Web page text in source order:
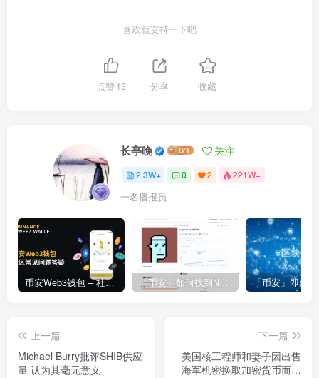
喜欢就支持一下吧
点赞13 分享 收藏
长亭晚 关注
2.3W+ 0 2 221W+
一名播报员
币安Web3钱包 – 社区常见问题答疑 「币安」如何找到NFT合约地址？
上一篇
Michael Burry批评SHIB供应
量 认为其毫无意义
下一篇
美国核工程师和妻子因出售
海军机密换取加密货币而被